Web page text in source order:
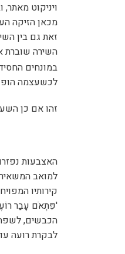
ויניקוט
מכאן הזיקה
זאת גם בין
השירה שוברת
במונחים
לכשעצמה
זהו אם כן
האצבעות
למואב
קירותיו
'פִּתְאֹם עָבַר
הכבשים, לשפה
לבקרת רועה